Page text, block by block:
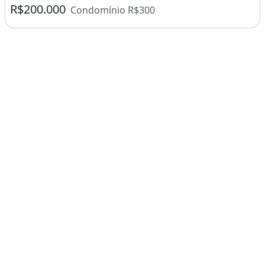
R$200.000 Condomínio R$300